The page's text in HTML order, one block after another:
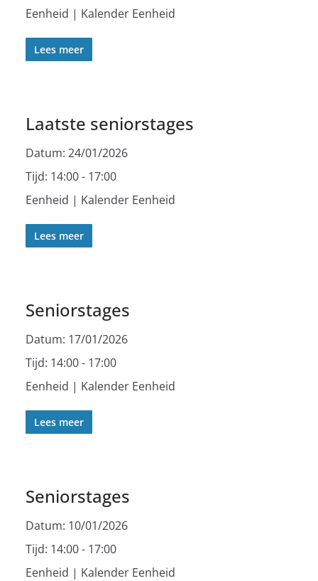
Eenheid | Kalender Eenheid
Lees meer
Laatste seniorstages
Datum: 24/01/2026
Tijd: 14:00 - 17:00
Eenheid | Kalender Eenheid
Lees meer
Seniorstages
Datum: 17/01/2026
Tijd: 14:00 - 17:00
Eenheid | Kalender Eenheid
Lees meer
Seniorstages
Datum: 10/01/2026
Tijd: 14:00 - 17:00
Eenheid | Kalender Eenheid